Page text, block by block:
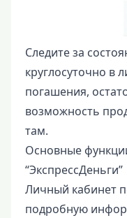
Следите за
круглосуточно в
погашения,
возможность
там.
Основные
“ЭкспрессДеньги”
Личный кабинет
подробную